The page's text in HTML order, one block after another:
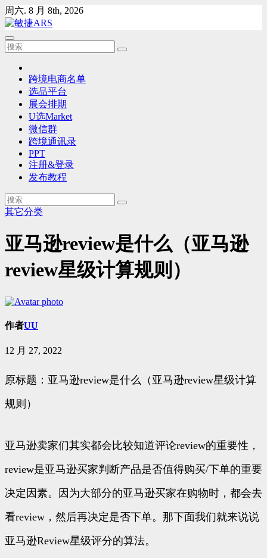
Skip
to
content
周六. 8 月 8th, 2026
跨境电商名单
选品平台
展会排期
U选Market
微信群
跨境通讯录
PPT
注册&登录
发布教程
其它分类
亚马逊review是什么（亚马逊
review星级计算规则）
作者UU
12 月 27, 2022
原标题：亚马逊review是什么（亚马逊review星级计算
规则）
亚马逊卖家们其实都会比较知道评论review的重要性，
review是亚马逊买家判断产品是否值得购买/下单的重要
决定因素。因为大部分的亚马逊买家在购物时，都会去
看review，然后再决定是否下单。那下面我们就来说说
亚马逊Review星级评分的算法。